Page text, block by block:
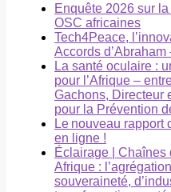
Enquête 2026 sur
OSC africaines
Tech4Peace,
Accords d’Abraham
La santé oculaire :
pour l’Afrique –
Gachons, Directeur
pour la Prévention
Le nouveau rapport
en ligne !
Éclairage | Chaînes
Afrique :
souveraineté,